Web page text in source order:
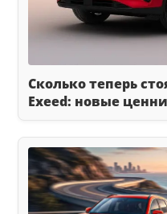
Сколько теперь
Exeed: новые